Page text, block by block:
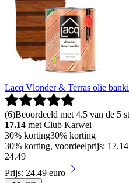
Lacq Vlonder & Terras olie
(6)Beoordeeld met 4.5 van de 5
17.14 met Club Karwei
30% korting30% korting
30% korting, voordeelprijs:
24.49
Prijs: 24.49 euro